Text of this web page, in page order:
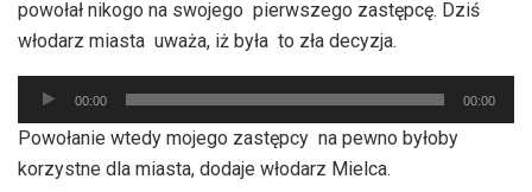
powołał nikogo na swojego pierwszego zastępcę. Dziś
włodarz miasta uważa, iż była to zła decyzja.
Odtwarzacz
plików
dźwiękowych
00:00 00:00
Powołanie wtedy mojego zastępcy na pewno byłoby
korzystne dla miasta, dodaje włodarz Mielca.